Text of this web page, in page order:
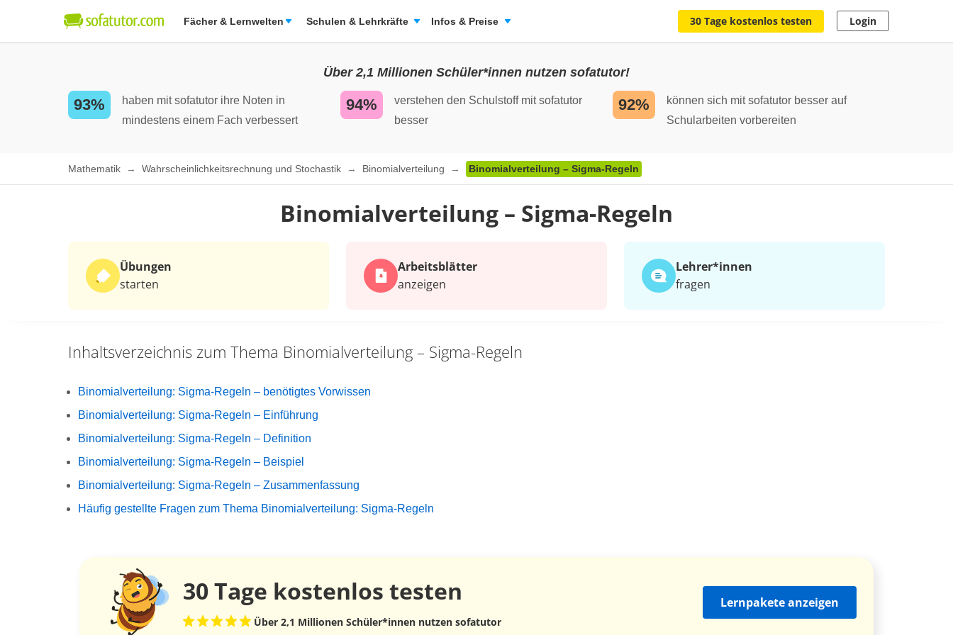
Fächer & Lernwelten Schulen & Lehrkräfte Infos & Preise 30 Tage kostenlos testen Login
Über 2,1 Millionen Schüler*innen nutzen sofatutor!
93%
haben mit sofatutor ihre Noten in
mindestens einem Fach verbessert
94%
verstehen den Schulstoff mit sofatutor
besser
92%
können sich mit sofatutor besser auf
Schularbeiten vorbereiten
Mathematik Wahrscheinlichkeitsrechnung und Stochastik Binomialverteilung Binomialverteilung – Sigma-Regeln
Binomialverteilung – Sigma-Regeln
Übungen
starten
Arbeits­blätter
anzeigen
Lehrer*​innen
fragen
Inhaltsverzeichnis zum Thema Binomialverteilung – Sigma-Regeln
Binomialverteilung: Sigma-Regeln – benötigtes Vorwissen
Binomialverteilung: Sigma-Regeln – Einführung
Binomialverteilung: Sigma-Regeln – Definition
Binomialverteilung: Sigma-Regeln – Beispiel
Binomialverteilung: Sigma-Regeln – Zusammenfassung
Häufig gestellte Fragen zum Thema Binomialverteilung: Sigma-Regeln
30 Tage kostenlos testen
Über 2,1 Millionen Schüler*innen nutzen sofatutor
Lernpakete anzeigen